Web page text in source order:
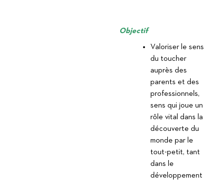
Objectif
Valoriser le sens
du toucher
auprès des
parents et des
professionnels,
sens qui joue un
rôle vital dans la
découverte du
monde par le
tout-petit, tant
dans le
développement